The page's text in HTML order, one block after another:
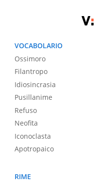
VOCABOLARIO
Ossimoro
Filantropo
Idiosincrasia
Pusillanime
Refuso
Neofita
Iconoclasta
Apotropaico
RIME